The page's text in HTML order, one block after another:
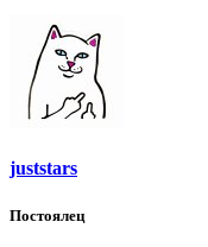
juststars
Постоялец